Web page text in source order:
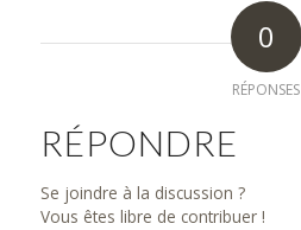
0
RÉPONSES
RÉPONDRE
Se joindre à la discussion ?
Vous êtes libre de contribuer !